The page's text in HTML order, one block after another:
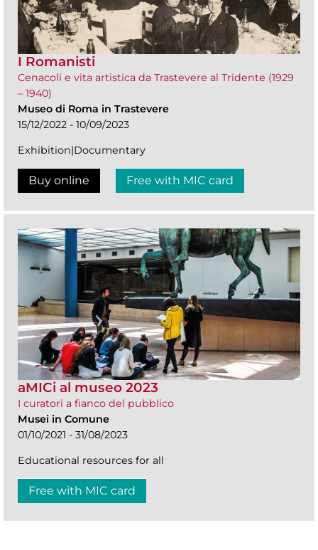
I Romanisti
Cenacoli e vita artistica da Trastevere al Tridente (1929
– 1940)
Museo di Roma in Trastevere
15/12/2022 - 10/09/2023
Exhibition|Documentary
Buy online Free with MIC card
aMICi al museo 2023
I curatori a fianco del pubblico
Musei in Comune
01/10/2021 - 31/08/2023
Educational resources for all
Free with MIC card